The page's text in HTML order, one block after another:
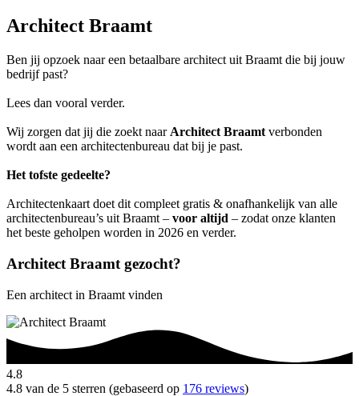
Architect Braamt
Ben jij opzoek naar een betaalbare architect uit Braamt die bij jouw
bedrijf past?
Lees dan vooral verder.
Wij zorgen dat jij die zoekt naar Architect Braamt verbonden
wordt aan een architectenbureau dat bij je past.
Het tofste gedeelte?
Architectenkaart doet dit compleet gratis & onafhankelijk van alle
architectenbureau’s uit Braamt – voor altijd – zodat onze klanten
het beste geholpen worden in 2026 en verder.
Architect Braamt gezocht?
Een architect in Braamt vinden
4.8
4.8 van de 5 sterren (gebaseerd op 176 reviews)